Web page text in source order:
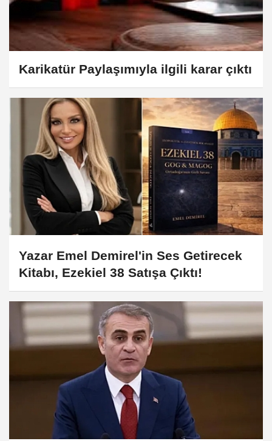
Karikatür Paylaşımıyla ilgili karar çıktı
Yazar Emel Demirel'in Ses Getirecek
Kitabı, Ezekiel 38 Satışa Çıktı!